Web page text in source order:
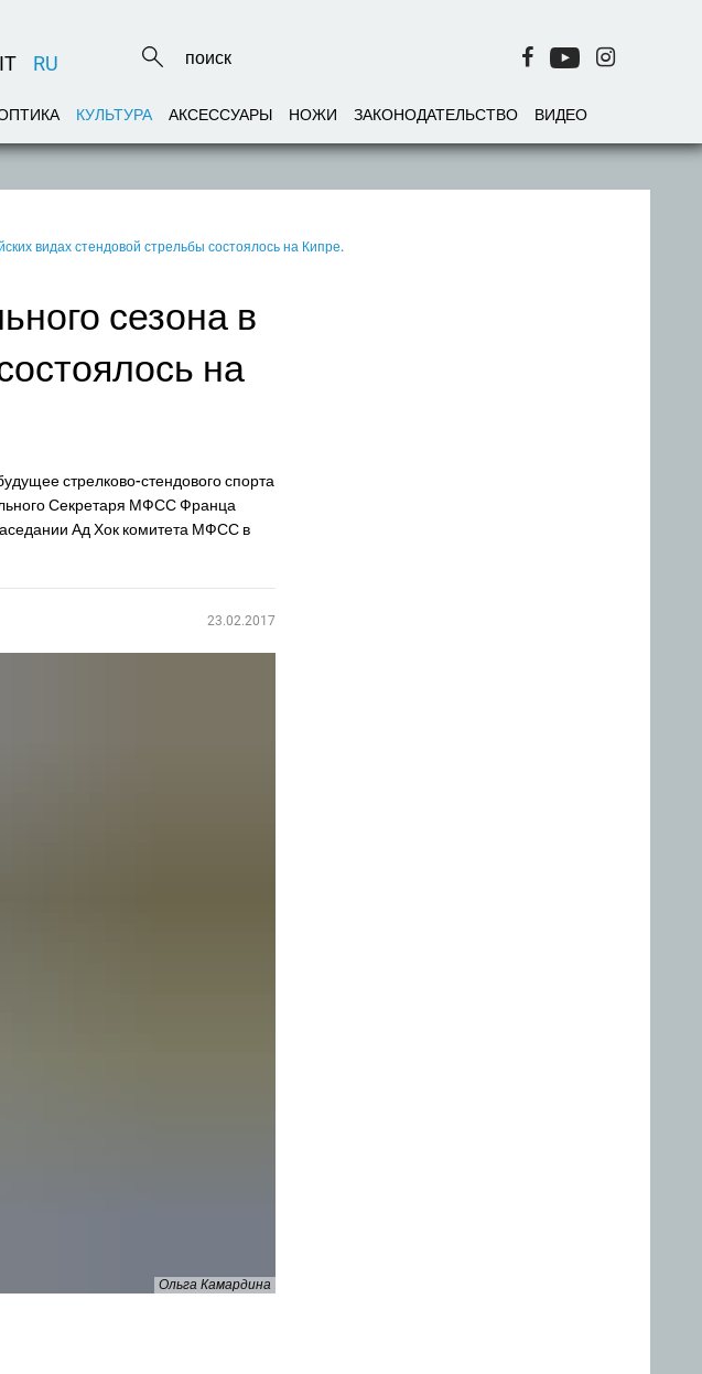
IT RU
КУЛЬТУРА АКСЕССУАРЫ НОЖИ ЗАКОНОДАТЕЛЬСТВО ВИДЕО
видах стендовой стрельбы состоялось на Кипре.
сезона в
на
стрелково-стендового спорта
Секретаря МФСС Франца
Ад Хок комитета МФСС в
23.02.2017
Ольга Камардина